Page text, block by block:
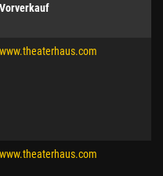
Vorverkauf
www.theaterhaus.com
www.theaterhaus.com